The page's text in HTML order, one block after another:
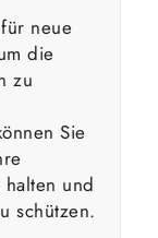
neue
die
zu
Sie
und
schützen.